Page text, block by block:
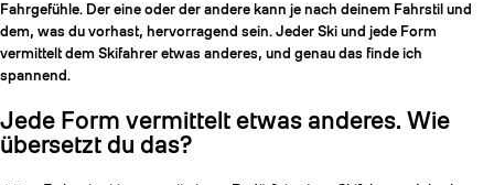
Fahrgefühle. Der eine oder der andere kann je nach deinem Fahrstil und
dem, was du vorhast, hervorragend sein. Jeder Ski und jede Form
vermittelt dem Skifahrer etwas anderes, und genau das finde ich
spannend.
Jede Form vermittelt etwas anderes. Wie
übersetzt du das?